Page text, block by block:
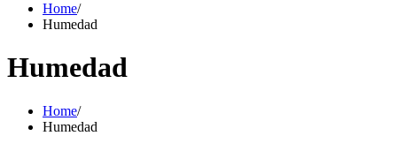
Home/
Humedad
Humedad
Home/
Humedad